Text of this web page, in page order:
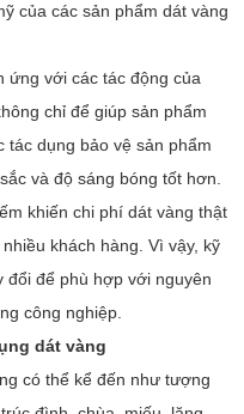
của các sản phẩm dát vàng
ứng với các tác động của
chỉ để giúp sản phẩm
tác dụng bảo vệ sản phẩm
và độ sáng bóng tốt hơn.
khiến chi phí dát vàng thật
khách hàng. Vì vậy, kỹ
đổi để phù hợp với nguyên
công nghiệp.
dát vàng
có thể kể đến như tượng